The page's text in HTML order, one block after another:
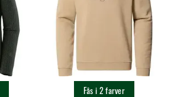
Fås i 2 farver